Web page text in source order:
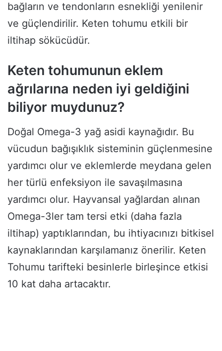
bağların ve tendonların esnekliği yenilenir
ve güçlendirilir. Keten tohumu etkili bir
iltihap sökücüdür.
Keten tohumunun eklem
ağrılarına neden iyi geldiğini
biliyor muydunuz?
Doğal Omega-3 yağ asidi kaynağıdır. Bu
vücudun bağışıklık sisteminin güçlenmesine
yardımcı olur ve eklemlerde meydana gelen
her türlü enfeksiyon ile savaşılmasına
yardımcı olur. Hayvansal yağlardan alınan
Omega-3ler tam tersi etki (daha fazla
iltihap) yaptıklarından, bu ihtiyacınızı bitkisel
kaynaklarından karşılamanız önerilir. Keten
Tohumu tarifteki besinlerle birleşince etkisi
10 kat daha artacaktır.